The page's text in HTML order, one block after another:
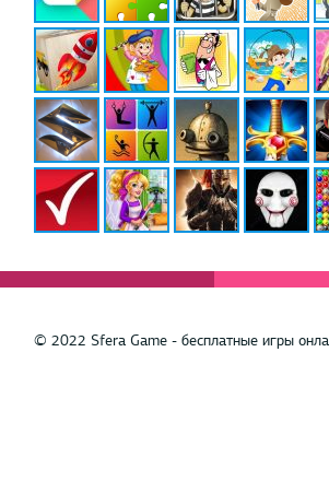
© 2022 Sfera Game - бесплатные игры